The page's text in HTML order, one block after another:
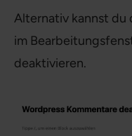
Alternativ kannst du
im
deaktivieren.